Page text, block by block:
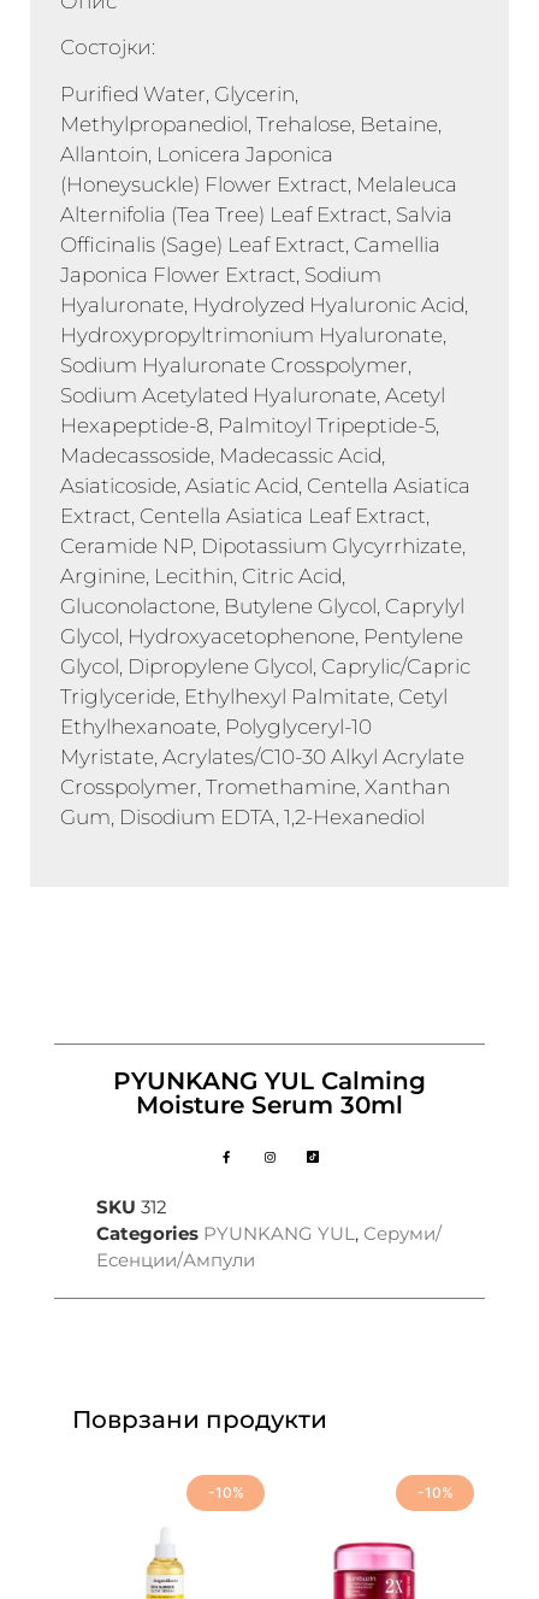
Состојки:
Purified Water, Glycerin,
Methylpropanediol, Trehalose, Betaine,
Allantoin, Lonicera Japonica
(Honeysuckle) Flower Extract, Melaleuca
Alternifolia (Tea Tree) Leaf Extract, Salvia
Officinalis (Sage) Leaf Extract, Camellia
Japonica Flower Extract, Sodium
Hyaluronate, Hydrolyzed Hyaluronic Acid,
Hydroxypropyltrimonium Hyaluronate,
Sodium Hyaluronate Crosspolymer,
Sodium Acetylated Hyaluronate, Acetyl
Hexapeptide-8, Palmitoyl Tripeptide-5,
Madecassoside, Madecassic Acid,
Asiaticoside, Asiatic Acid, Centella Asiatica
Extract, Centella Asiatica Leaf Extract,
Ceramide NP, Dipotassium Glycyrrhizate,
Arginine, Lecithin, Citric Acid,
Gluconolactone, Butylene Glycol, Caprylyl
Glycol, Hydroxyacetophenone, Pentylene
Glycol, Dipropylene Glycol, Caprylic/Capric
Triglyceride, Ethylhexyl Palmitate, Cetyl
Ethylhexanoate, Polyglyceryl-10
Myristate, Acrylates/C10-30 Alkyl Acrylate
Crosspolymer, Tromethamine, Xanthan
Gum, Disodium EDTA, 1,2-Hexanediol
PYUNKANG YUL Calming
Moisture Serum 30ml
SKU 312
Categories PYUNKANG YUL, Серуми/
Есенции/Ампули
Поврзани продукти
-10% -10%